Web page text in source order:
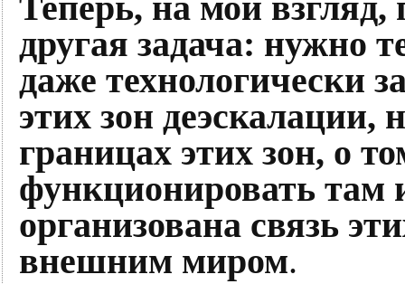
Теперь, на мой взгляд,
другая задача: нужно
даже технологически
этих зон деэскалации,
границах этих зон, о
функционировать там
организована связь
внешним миром.